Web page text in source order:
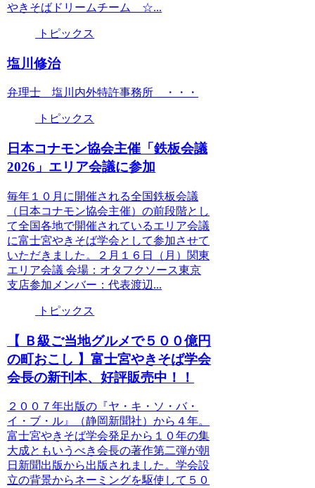
やきそばドリームチーム ☆...
トピックス
塩川修治
弁理士 塩川内外特許事務所 ・・・
トピックス
日本コナモン協会主催「鉄板会議
2026」エリア会議に参加
毎年１０月に開催される全国鉄板会議
（日本コナモン協会主催）の前段階とし
て全国各地で開催されているエリア会議
に富士宮やきそば学会として参加させて
いただきました。２月１６日（月）関東
エリア会議 会場：オタフクソース東京
支店参加メンバー：代表渡辺...
トピックス
【 Ｂ級ご当地グルメで５００億円
の町おこし 】富士宮やきそば学会
会長の新刊本、好評販売中！！
２００７年出版の『ヤ・キ・ソ・バ・
イ・ブ・ル』（静岡新聞社）から４年。
富士宮やきそば学会発足から１０年の集
大成ともいうべき会長の著作第二弾が朝
日新聞出版から出版されました。学会設
立の背景からネーミングを駆使して５０